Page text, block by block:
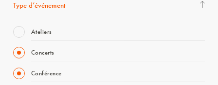
Type d’événement
Ateliers
Concerts
Conférence